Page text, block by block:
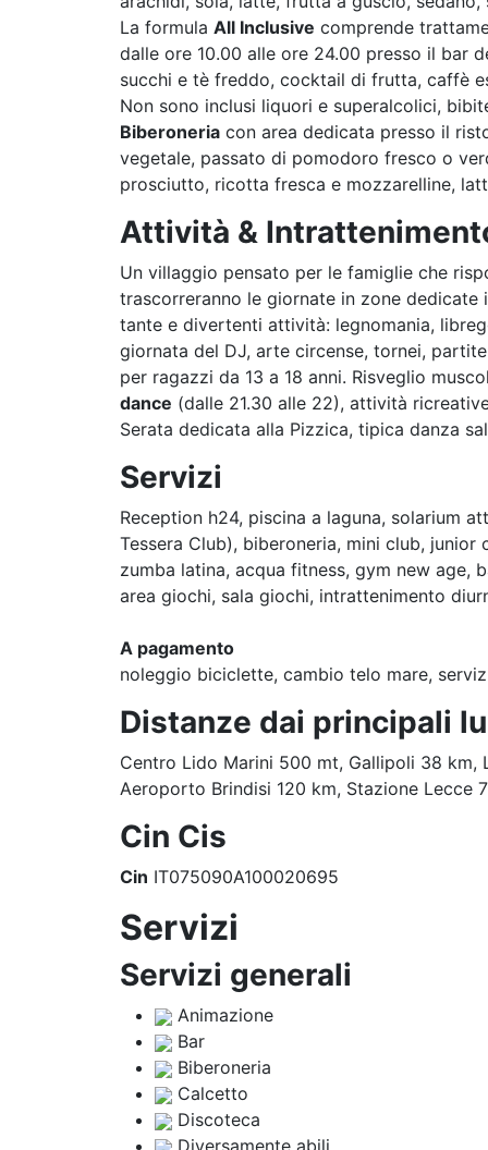
La formula All Inclusive comprende
dalle ore 10.00 alle ore 24.00 presso il bar
succhi e tè freddo, cocktail di frutta, caffè
Non sono inclusi liquori e superalcolici,
Biberoneria con area dedicata presso il
vegetale, passato di pomodoro fresco o
prosciutto, ricotta fresca e mozzarelline,
Attività &
Un villaggio pensato per le famiglie che
trascorreranno le giornate in zone
tante e divertenti attività: legnomania,
giornata del DJ, arte circense, tornei,
per ragazzi da 13 a 18 anni. Risveglio
dance (dalle 21.30 alle 22), attività
Serata dedicata alla Pizzica, tipica danza
Servizi
Reception h24, piscina a laguna, solarium
Tessera Club), biberoneria, mini club,
zumba latina, acqua fitness, gym new
area giochi, sala giochi, intrattenimento
A pagamento
noleggio biciclette, cambio telo mare,
Distanze dai principali
Centro Lido Marini 500 mt, Gallipoli 38 km,
Aeroporto Brindisi 120 km, Stazione Lecce
Cin Cis
Cin IT075090A100020695
Servizi
Servizi generali
Animazione
Bar
Biberoneria
Calcetto
Discoteca